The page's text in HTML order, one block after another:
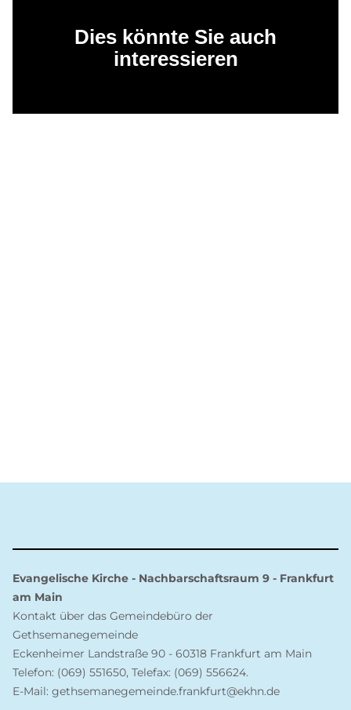
Dies könnte Sie auch
interessieren
Evangelische Kirche - Nachbarschaftsraum 9 - Frankfurt
am Main
Kontakt über das Gemeindebüro der
Gethsemanegemeinde
Eckenheimer Landstraße 90 - 60318 Frankfurt am Main
Telefon: (069) 551650, Telefax: (069) 556624.
E-Mail: gethsemanegemeinde.frankfurt@ekhn.de